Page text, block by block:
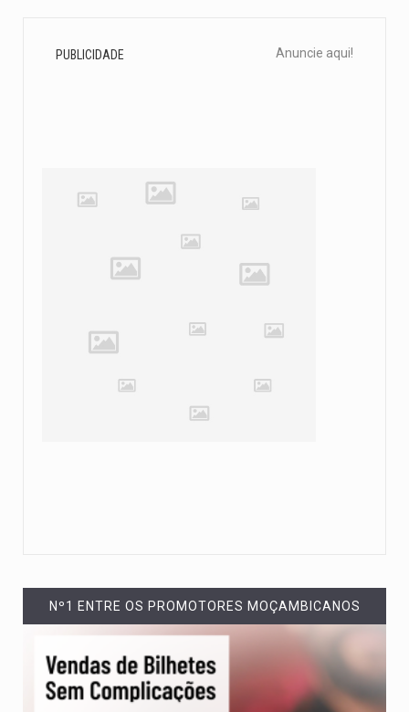
PUBLICIDADE Anuncie aqui!
Nº1 ENTRE OS PROMOTORES MOÇAMBICANOS